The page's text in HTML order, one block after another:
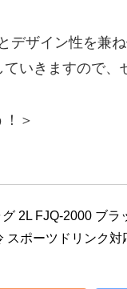
デザイン性を兼
いきますので、
＞
2L FJQ-2000 ブラ
スポーツドリンク